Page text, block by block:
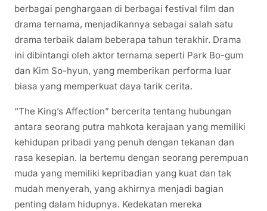
berbagai penghargaan di berbagai festival film dan
drama ternama, menjadikannya sebagai salah satu
drama terbaik dalam beberapa tahun terakhir. Drama
ini dibintangi oleh aktor ternama seperti Park Bo-gum
dan Kim So-hyun, yang memberikan performa luar
biasa yang memperkuat daya tarik cerita.
“The King’s Affection” bercerita tentang hubungan
antara seorang putra mahkota kerajaan yang memiliki
kehidupan pribadi yang penuh dengan tekanan dan
rasa kesepian. Ia bertemu dengan seorang perempuan
muda yang memiliki kepribadian yang kuat dan tak
mudah menyerah, yang akhirnya menjadi bagian
penting dalam hidupnya. Kedekatan mereka